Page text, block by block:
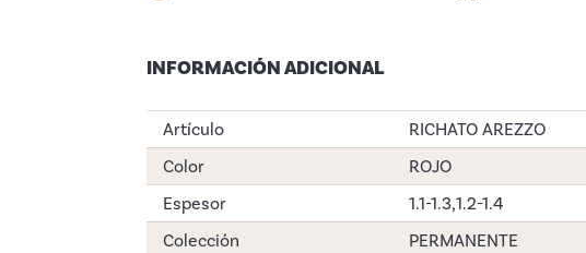
INFORMACIÓN ADICIONAL
Artículo
RICHATO AREZZO
Color
ROJO
Espesor
1.1-1.3,1.2-1.4
Colección
PERMANENTE